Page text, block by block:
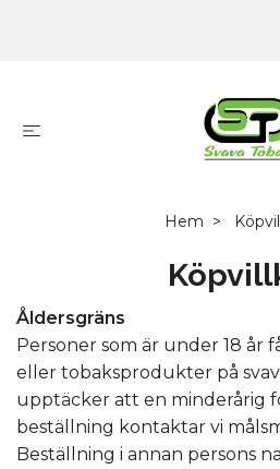
Hem
Åldersgräns
Personer som är under 18 år
eller tobaksprodukter på
upptäcker att en minderårig
beställning kontaktar vi
Beställning i annan persons